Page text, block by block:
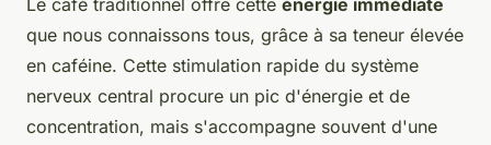
Le café traditionnel offre cette énergie immédiate
que nous connaissons tous, grâce à sa teneur élevée
en caféine. Cette stimulation rapide du système
nerveux central procure un pic d'énergie et de
concentration, mais s'accompagne souvent d'une